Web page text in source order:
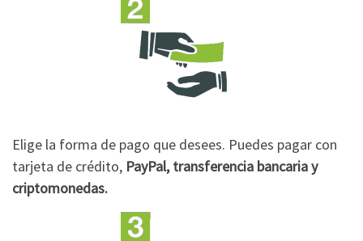
Elige la forma de pago que desees. Puedes pagar con
tarjeta de crédito, PayPal, transferencia bancaria y
criptomonedas.